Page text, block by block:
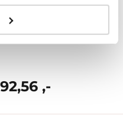
– Dárek
,-